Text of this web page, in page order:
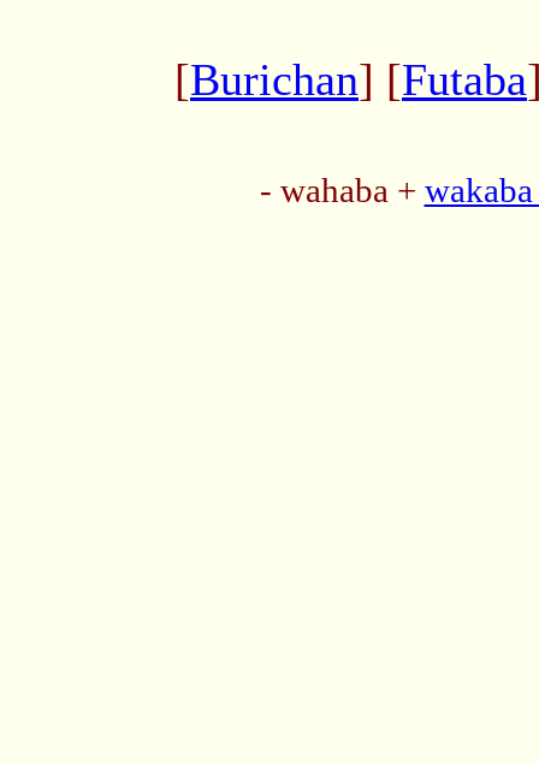
[Burichan] [Futaba
- wahaba +